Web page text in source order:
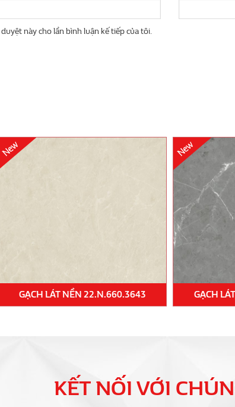
này cho lần bình luận kế tiếp của tôi.
GẠCH LÁT NỀN 22.N.660.3643 GẠCH
KẾT NỐI VỚI